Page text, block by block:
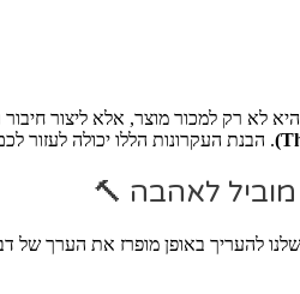
. הבנת העקרונות הללו יכולה לעזור
לאהבה 🔨
להעריך באופן מופרז את הערך של